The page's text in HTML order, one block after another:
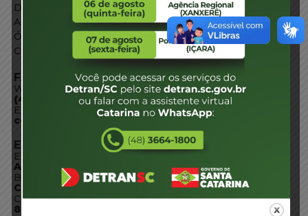
Diário Oficial
Acesso à Informação
Órgãos do Governo
Conheça SC
FALE CONOSCO
WhatsApp:
(48) 3664-1800
E-mail:
centraldeinformacoes@detran.sc.gov.br
ENDEREÇO
Endereço:
Av. Almirante Tamandaré - 480
Bairro:
Coqueiros, Florianópolis SC
CEP:
88.080-160